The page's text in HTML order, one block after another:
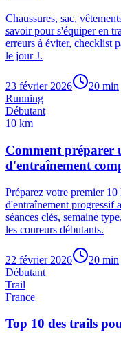
Chaussures, sac,
savoir pour s'équiper en
erreurs à éviter, checklist
le jour J.
23 février 2026 20 min
Running
Débutant
10 km
Comment préparer
d'entraînement
Préparez votre premier 10
d'entraînement progressif
séances clés, semaine
les coureurs débutants.
22 février 2026 20 min
Débutant
Trail
France
Top 10 des trails